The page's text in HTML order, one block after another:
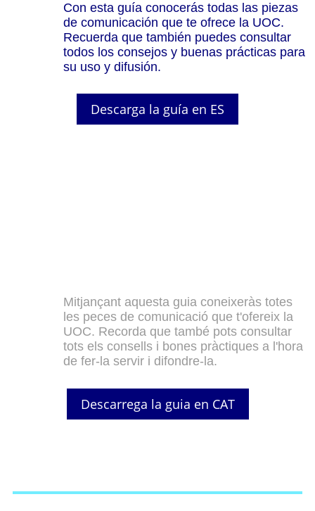
Con esta guía conocerás todas las piezas
de comunicación que te ofrece la UOC.
Recuerda que también puedes consultar
todos los consejos y buenas prácticas para
su uso y difusión.
Descarga la guía en ES
Mitjançant aquesta guia coneixeràs totes
les peces de comunicació que t'ofereix la
UOC. Recorda que també pots consultar
tots els consells i bones pràctiques a l'hora
de fer-la servir i difondre-la.
Descarrega la guia en CAT